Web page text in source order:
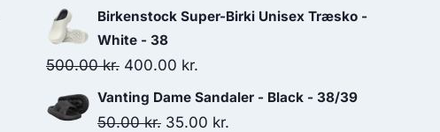
price
125.00 kr..
price
Birkenstock Super-Birki Unisex Træsko -
White - 38
500.00kr. Original
price
was:
400.00 kr.
price
is:
Vanting Dame Sandaler - Black - 38/39
50.00kr. Original
35.00 kr.